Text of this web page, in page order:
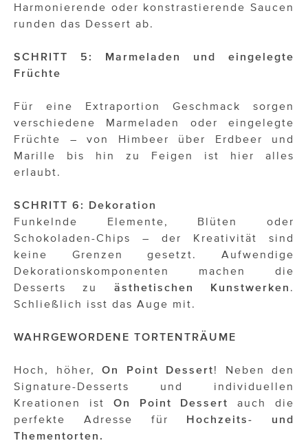
Harmonierende oder konstrastierende Saucen
runden das Dessert ab.
SCHRITT 5: Marmeladen und eingelegte
Früchte
Für eine Extraportion Geschmack sorgen
verschiedene Marmeladen oder eingelegte
Früchte – von Himbeer über Erdbeer und
Marille bis hin zu Feigen ist hier alles
erlaubt.
SCHRITT 6: Dekoration
Funkelnde Elemente, Blüten oder
Schokoladen-Chips – der Kreativität sind
keine Grenzen gesetzt. Aufwendige
Dekorationskomponenten machen die
Desserts zu ästhetischen Kunstwerken .
Schließlich isst das Auge mit.
WAHRGEWORDENE TORTENTRÄUME
Hoch, höher, On Point Dessert! Neben den
Signature-Desserts und individuellen
Kreationen ist On Point Dessert
auch die
perfekte Adresse für Hochzeits- und
Thementorten.